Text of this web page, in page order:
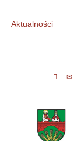
Aktualności